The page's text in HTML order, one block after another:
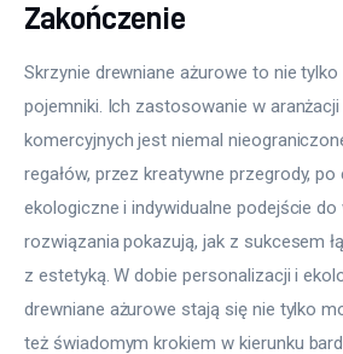
Zakończenie
Skrzynie drewniane ażurowe to nie
pojemniki. Ich zastosowanie w
komercyjnych jest niemal
regałów, przez kreatywne przegrody,
ekologiczne i indywidualne podejście
rozwiązania pokazują, jak z sukcesem
z estetyką. W dobie personalizacji i
drewniane ażurowe stają się nie tylko
też świadomym krokiem w kierunku